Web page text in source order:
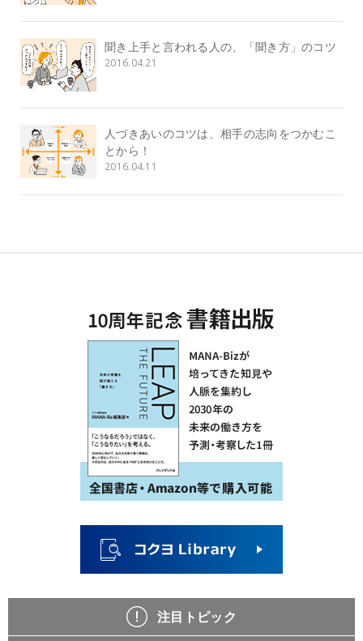
聞き上手と言われる人の、「聞き方」のコツ
2016.04.21
人づきあいのコツは、相手の志向をつかむこ
とから！
2016.04.11
注目トピック